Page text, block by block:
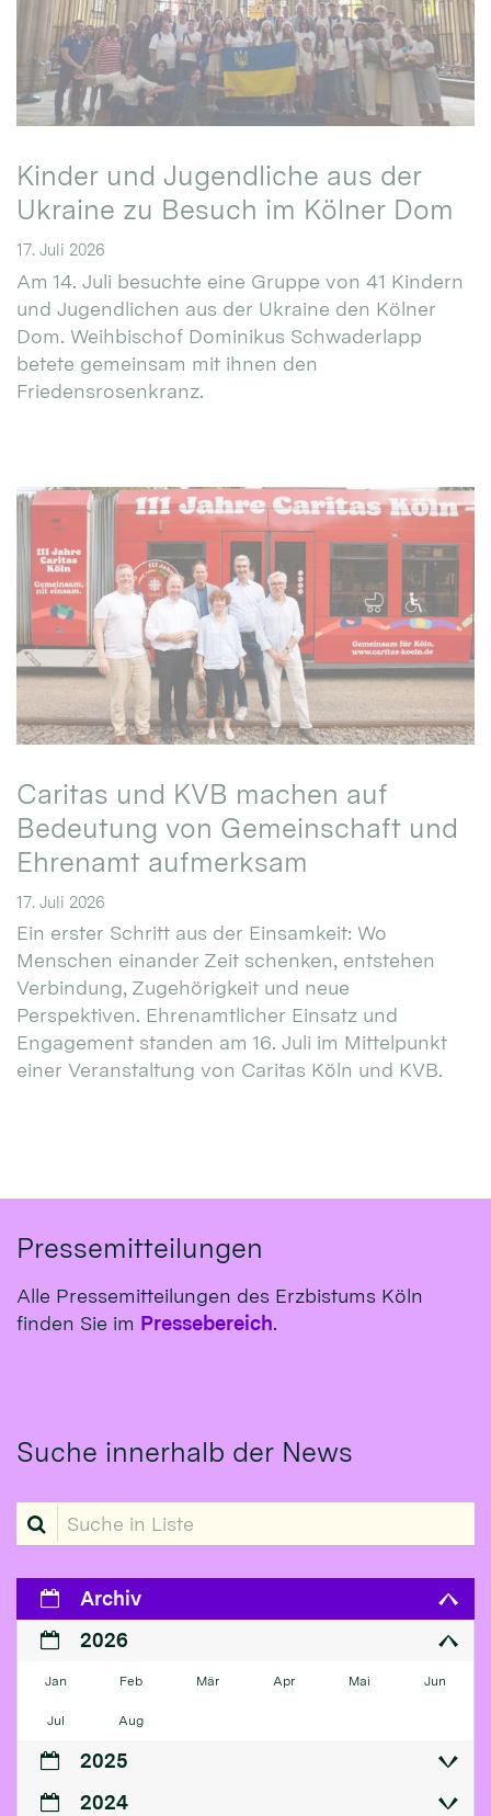
Kinder und Jugendliche aus der
Ukraine zu Besuch im Kölner Dom
17. Juli 2026
Am 14. Juli besuchte eine Gruppe von 41 Kindern
und Jugendlichen aus der Ukraine den Kölner
Dom. Weihbischof Dominikus Schwaderlapp
betete gemeinsam mit ihnen den
Friedensrosenkranz.
Caritas und KVB machen auf
Bedeutung von Gemeinschaft und
Ehrenamt aufmerksam
17. Juli 2026
Ein erster Schritt aus der Einsamkeit: Wo
Menschen einander Zeit schenken, entstehen
Verbindung, Zugehörigkeit und neue
Perspektiven. Ehrenamtlicher Einsatz und
Engagement standen am 16. Juli im Mittelpunkt
einer Veranstaltung von Caritas Köln und KVB.
Pressemitteilungen
Alle Pressemitteilungen des Erzbistums Köln
finden Sie im Pressebereich.
Suche innerhalb der News
Suche in Liste
Archiv
2026
Jan Feb Mär Apr Mai Jun
Jul Aug
2025
2024